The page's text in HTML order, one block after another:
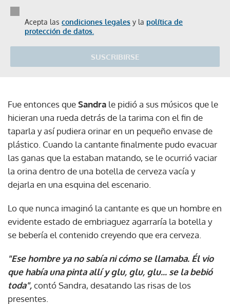
Acepta las condiciones legales y la política de
protección de datos.
SUSCRIBIRSE
Fue entonces queSandra le pidió a sus músicos que le
hicieran una rueda detrás de la tarima con el fin de
taparla y así pudiera orinar en un pequeño envase de
plástico. Cuando la cantante finalmente pudo evacuar
las ganas que la estaban matando, se le ocurrió vaciar
la orina dentro de una botella de cerveza vacía y
dejarla en una esquina del escenario.
Lo que nunca imaginó la cantante es que un hombre en
evidente estado de embriaguez agarraría la botella y
se bebería el contenido creyendo que era cerveza.
"Ese hombre ya no sabía ni cómo se llamaba. Él vio
que había una pinta allí y glu, glu, glu... se la bebió
toda",contó Sandra, desatando las risas de los
presentes.